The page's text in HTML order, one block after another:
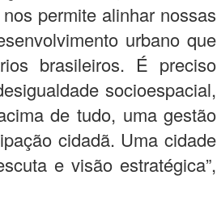
permite alinhar nossas
urbano que
brasileiros. É preciso
socioespacial,
de tudo, uma gestão
cidadã. Uma cidade
e visão estratégica”,